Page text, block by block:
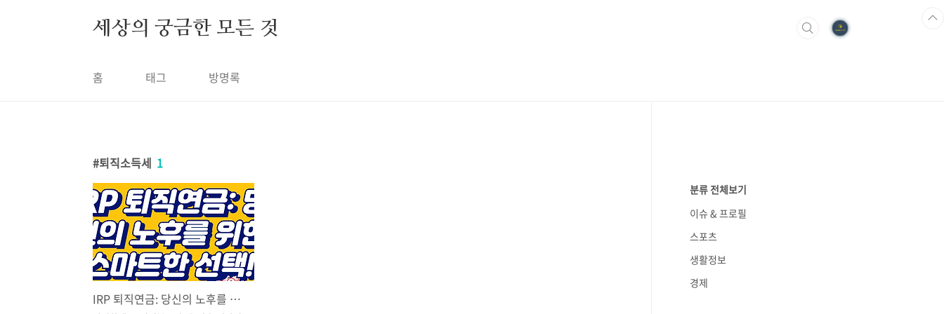
세상의 궁금한 모든 것
홈 태그 방명록
퇴직소득세 1
IRP 퇴직연금: 당신의 노후를 위한 스마트한 선택!
분류 전체보기
이슈 & 프로필
스포츠
생활정보
경제